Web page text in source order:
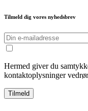
Tilmeld dig vores nyhedsbrev
Hermed giver du
kontaktoplysninger
Tilmeld